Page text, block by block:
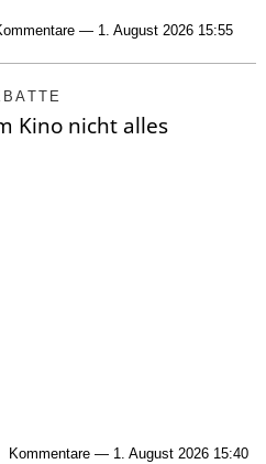
— 1. August 2026 15:55
Kino nicht alles
Kommentare — 1. August 2026 15:40